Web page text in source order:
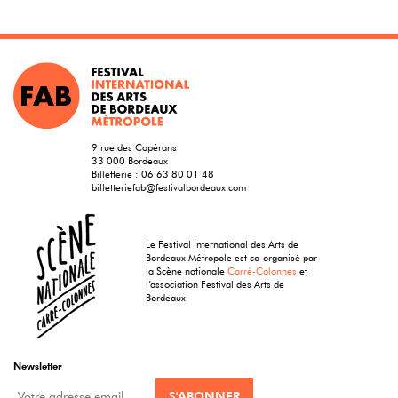
9 rue des Capérans
33 000 Bordeaux
Billetterie : 06 63 80 01 48
billetteriefab@festivalbordeaux.com
Le Festival International des Arts de
Bordeaux Métropole est co-organisé par
la Scène nationaleCarré-Colonnes et
l’association Festival des Arts de
Bordeaux
Newsletter